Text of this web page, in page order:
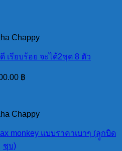
Chappy
เรียบร้อย จะได้2ชุด 8 ตัว
฿
Chappy
monkey แบบราคาเบาๆ (ลุูกบิด
ชุบ)